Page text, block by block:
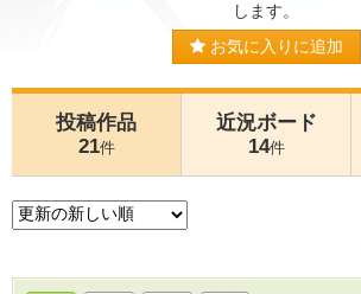
します。
お気に入りに追加
投稿作品
21件
近況ボード
14件